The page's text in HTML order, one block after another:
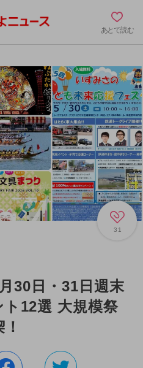
あとで読む
31
30日・31日週末
12選 大規模祭